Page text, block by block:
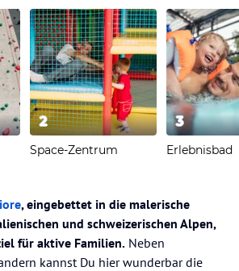
2
Space-Zentrum
3
Erlebnisbad
, eingebettet in die malerische
und schweizerischen Alpen,
für aktive Familien. Neben
kannst Du hier wunderbar die